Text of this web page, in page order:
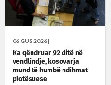
06 GUS 2026 |
Ka qëndruar 92 ditë në
vendlindje, kosovarja
mund të humbë ndihmat
plotësuese